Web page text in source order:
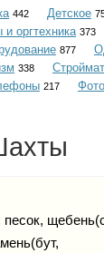
442 Детское
оргтехника 373
877
338
217
песок,